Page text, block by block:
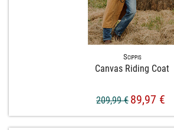
Scippis
Canvas Riding Coat
209,99 € 89,97 €